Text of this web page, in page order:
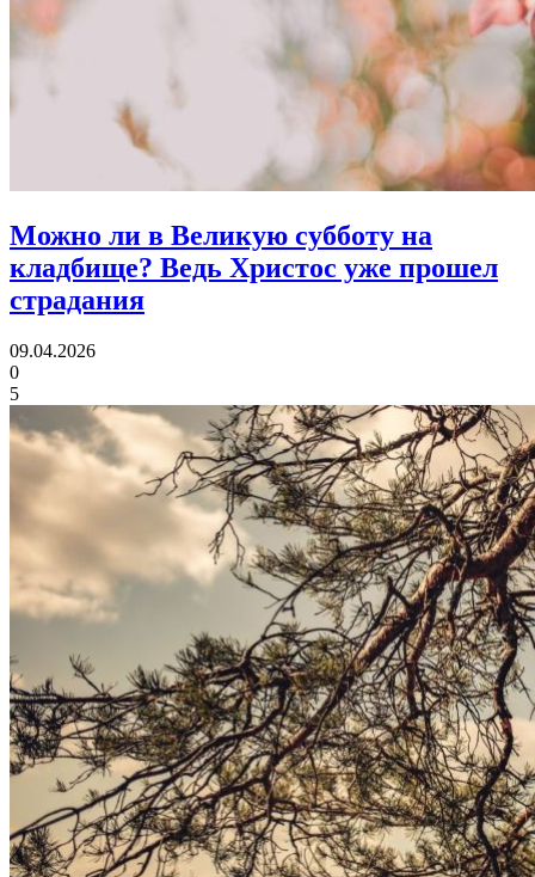
Можно ли в Великую субботу на
кладбище? Ведь Христос уже прошел
страдания
09.04.2026
0
5